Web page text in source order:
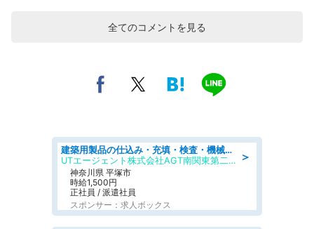
全てのコメントを見る
＞
建築用製品の仕込み・充填・検査・機械操作/寮完備/日払い/工場・製造
UTエージェント株式会社AGT南関東第二CU
神奈川県 平塚市
時給1,500円
正社員 / 派遣社員
スポンサー：求人ボックス